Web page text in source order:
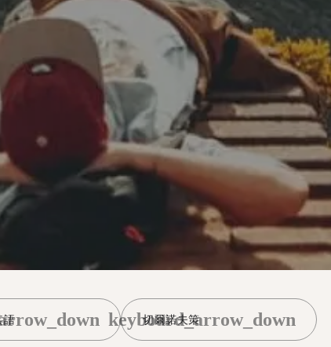
語 切爾諾夫策
keyboard_arrow_down